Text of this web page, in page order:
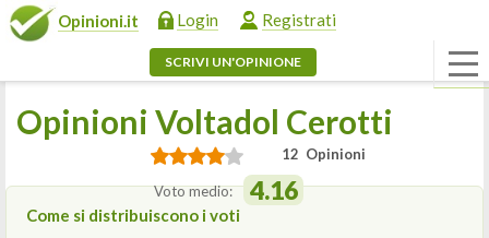
Opinioni.it Login Registrati
SCRIVI UN'OPINIONE
Opinioni Voltadol Cerotti
12 Opinioni
Voto medio: 4.16
Come si distribuiscono i voti